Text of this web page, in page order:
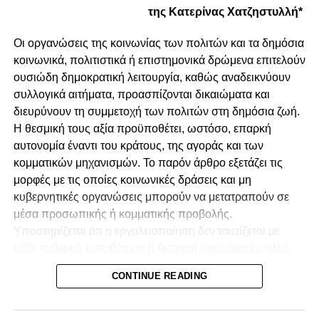
της Κατερίνας Χατζηστυλλή*
Οι οργανώσεις της κοινωνίας των πολιτών και τα δημόσια
κοινωνικά, πολιτιστικά ή επιστημονικά δρώμενα επιτελούν
ουσιώδη δημοκρατική λειτουργία, καθώς αναδεικνύουν
συλλογικά αιτήματα, προασπίζονται δικαιώματα και
διευρύνουν τη συμμετοχή των πολιτών στη δημόσια ζωή.
Η θεσμική τους αξία προϋποθέτει, ωστόσο, επαρκή
αυτονομία έναντι του κράτους, της αγοράς και των
κομματικών μηχανισμών. Το παρόν άρθρο εξετάζει τις
μορφές με τις οποίες κοινωνικές δράσεις και μη
κυβερνητικές οργανώσεις μπορούν να μετατραπούν σε
μέσα προσωπικής ή κομματικής προβολής.
Υποστηρίζεται ότι η εργαλειοποίηση δεν ταυτίζεται με
προκύπτει όταν αποκρύπτονται οι πραγματικές σχέσεις
διοργάνωσης, χρηματοδότησης, ελέγχου και
CONTINUE READING